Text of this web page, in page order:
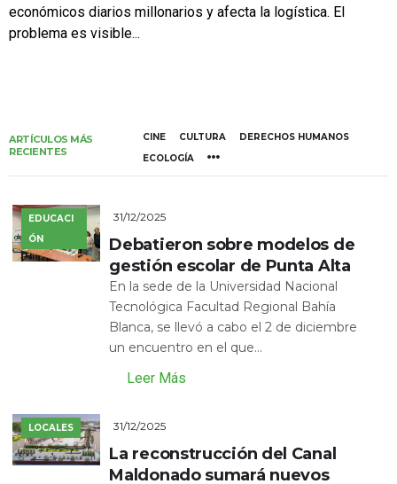
económicos diarios millonarios y afecta la logística. El
problema es visible...
ARTÍCULOS MÁS
RECIENTES
CINE CULTURA
DERECHOS HUMANOS
ECOLOGÍA
EDUCACI
ÓN
31/12/2025
Debatieron sobre modelos de
gestión escolar de Punta Alta
En la sede de la Universidad Nacional
Tecnológica Facultad Regional Bahía
Blanca, se llevó a cabo el 2 de diciembre
un encuentro en el que...
Leer Más
LOCALES 31/12/2025
La reconstrucción del Canal
Maldonado sumará nuevos